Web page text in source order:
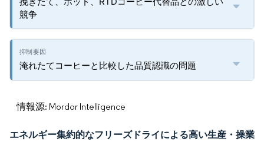
競争
淹れたてコーヒーと比較した品質認識の問題
情報源: Mordor Intelligence
エネルギー集約的なフリーズドライによる高い生産・操業